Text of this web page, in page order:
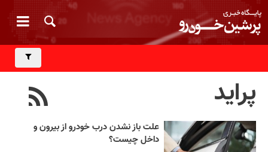
پراید
علت باز نشدن درب خودرو از بیرون و
داخل چیست؟